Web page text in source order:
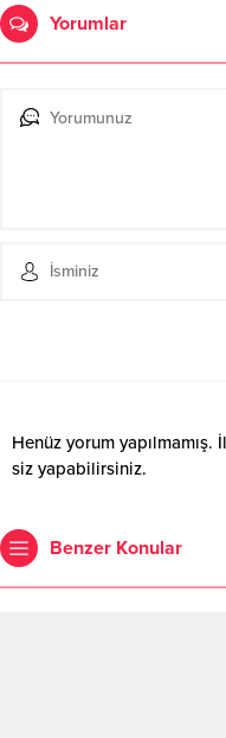
Yorumlar
Henüz yorum yapılmamış.
siz yapabilirsiniz.
Benzer Konular